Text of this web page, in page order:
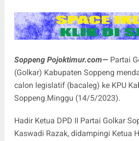
Soppeng Pojoktimur.com—Partai
(Golkar) Kabupaten Soppeng
calon legislatif (bacaleg) ke KPU
Soppeng.Minggu (14/5/2023).
Hadir Ketua DPD II Partai Golkar
Kaswadi Razak, didampingi Ketua